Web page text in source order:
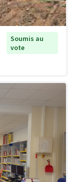
Soumis au
vote